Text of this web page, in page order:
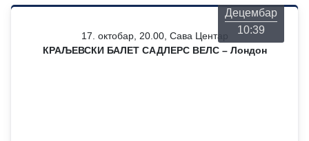
Децембар
10:39
17. октобар, 20.00, Сава Центар
КРАЉЕВСКИ БАЛЕТ САДЛЕРС ВЕЛС – Лондон